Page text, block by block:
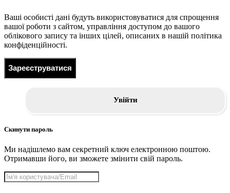
Ваші особисті дані будуть використовуватися для спрощення
вашої роботи з сайтом, управління доступом до вашого
облікового запису та інших цілей, описаних в нашій політика
конфіденційності.
Зареєструватися
Увійти
Скинути пароль
Ми надішлемо вам секретний ключ електронною поштою.
Отримавши його, ви зможете змінити свій пароль.